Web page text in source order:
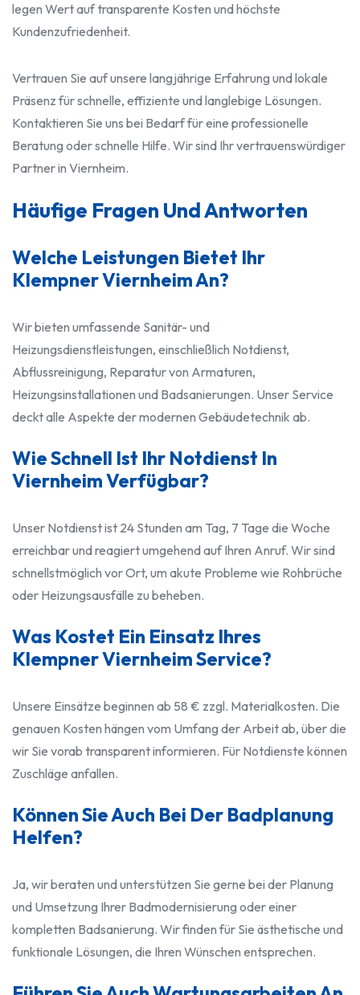
legen Wert auf transparente Kosten und höchste
Kundenzufriedenheit.
Vertrauen Sie auf unsere langjährige Erfahrung und lokale
Präsenz für schnelle, effiziente und langlebige Lösungen.
Kontaktieren Sie uns bei Bedarf für eine professionelle
Beratung oder schnelle Hilfe. Wir sind Ihr vertrauenswürdiger
Partner in Viernheim.
Häufige Fragen Und Antworten
Welche Leistungen Bietet Ihr
Klempner Viernheim An?
Wir bieten umfassende Sanitär- und
Heizungsdienstleistungen, einschließlich Notdienst,
Abflussreinigung, Reparatur von Armaturen,
Heizungsinstallationen und Badsanierungen. Unser Service
deckt alle Aspekte der modernen Gebäudetechnik ab.
Wie Schnell Ist Ihr Notdienst In
Viernheim Verfügbar?
Unser Notdienst ist 24 Stunden am Tag, 7 Tage die Woche
erreichbar und reagiert umgehend auf Ihren Anruf. Wir sind
schnellstmöglich vor Ort, um akute Probleme wie Rohbrüche
oder Heizungsausfälle zu beheben.
Was Kostet Ein Einsatz Ihres
Klempner Viernheim Service?
Unsere Einsätze beginnen ab 58 € zzgl. Materialkosten. Die
genauen Kosten hängen vom Umfang der Arbeit ab, über die
wir Sie vorab transparent informieren. Für Notdienste können
Zuschläge anfallen.
Können Sie Auch Bei Der Badplanung
Helfen?
Ja, wir beraten und unterstützen Sie gerne bei der Planung
und Umsetzung Ihrer Badmodernisierung oder einer
kompletten Badsanierung. Wir finden für Sie ästhetische und
funktionale Lösungen, die Ihren Wünschen entsprechen.